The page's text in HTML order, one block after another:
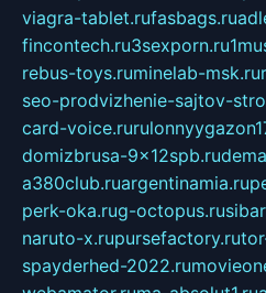
viagra-tablet.rufasbags.ru
fincontech.ru3sexporn.ru
rebus-toys.ruminelab-msk.ru
seo-prodvizhenie-sajtov-
card-voice.ru
domizbrusa-9x12spb.ru
a380club.ruargentinamia.ru
perk-oka.rug-octopus.ru
naruto-x.rupursefactory.ru
spayderhed-2022.ru